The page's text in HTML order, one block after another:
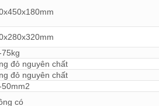
đỏ nguyên chất
đỏ nguyên chất
có